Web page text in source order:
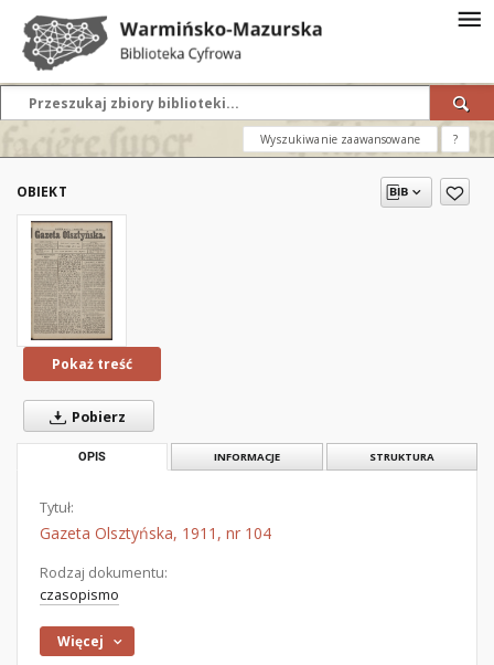
Wyszukiwanie zaawansowane ?
OBIEKT
Pokaż treść
Pobierz
OPIS INFORMACJE STRUKTURA
Tytuł:
Gazeta Olsztyńska, 1911, nr 104
Rodzaj dokumentu:
czasopismo
Więcej